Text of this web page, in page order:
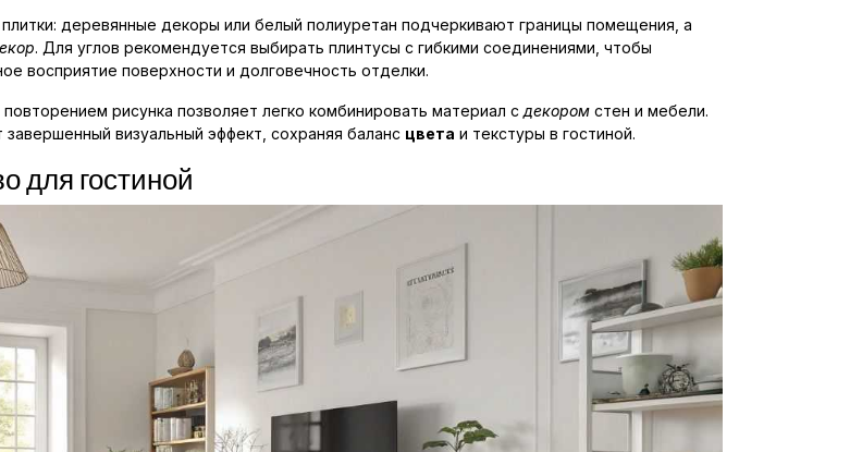
деревянные декоры или белый полиуретан подчеркивают границы помещения, а
. Для углов рекомендуется выбирать плинтусы с гибкими соединениями, чтобы
восприятие поверхности и долговечность отделки.
рисунка позволяет легко комбинировать материал с декором стен и мебели.
визуальный эффект, сохраняя баланс цвета и текстуры в гостиной.
для гостиной